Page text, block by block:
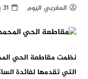
المغربي اليوم 31 يوليوز، 2022
نظمت مقاطعة الحي
التي تقدمها لفائدة